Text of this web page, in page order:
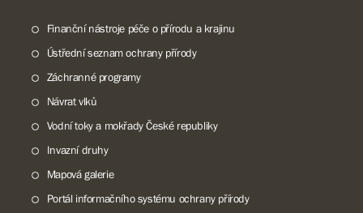
Finanční nástroje péče o přírodu a krajinu
Ústřední seznam ochrany přírody
Záchranné programy
Návrat vlků
Vodní toky a mokřady České republiky
Invazní druhy
Mapová galerie
Portál informačního systému ochrany přírody